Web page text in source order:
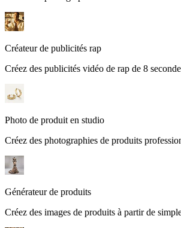
Créateur de publicités rap
Créez des publicités vidéo de rap de 8
Photo de produit en studio
Créez des photographies de produits
Générateur de produits
Créez des images de produits à partir de